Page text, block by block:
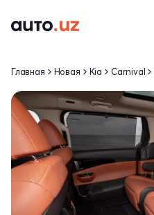
Главная Новая Kia Carnival